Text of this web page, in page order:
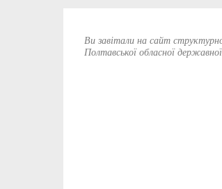
Ви завітали на сайт
Полтавської обласної